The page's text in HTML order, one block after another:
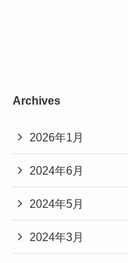
Archives
2026年1月
2024年6月
2024年5月
2024年3月